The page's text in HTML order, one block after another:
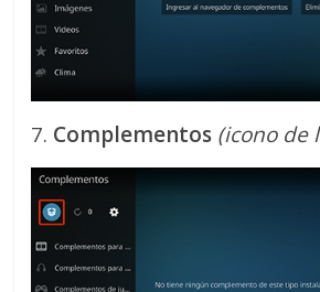
7. Complementos (icono de